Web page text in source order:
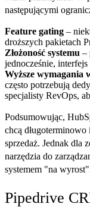
następującymi
Feature gating –
droższych pakietach
Złożoność systemu –
jednocześnie,
Wyższe wymagania
często potrzebują
specjalisty RevOps,
Podsumowując,
chcą
sprzedaż. Jednak dla
narzędzia do
systemem "na
Pipedrive